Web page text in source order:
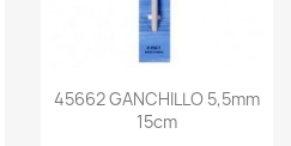
45662 GANCHILLO 5,5mm
15cm